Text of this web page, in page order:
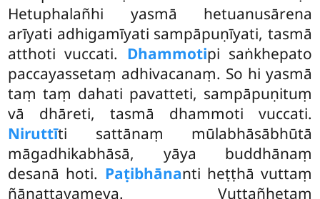
Hetuphalañhi yasmā hetuanusārena
arīyati adhigamīyati sampāpuṇīyati, tasmā
atthoti vuccati. Dhammotipi saṅkhepato
paccayassetaṃ adhivacanaṃ. So hi yasmā
taṃ taṃ dahati pavatteti, sampāpuṇituṃ
vā dhāreti, tasmā dhammoti vuccati.
Niruttīti sattānaṃ mūlabhāsābhūtā
māgadhikabhāsā, yāya buddhānaṃ
desanā hoti. Paṭibhānanti heṭṭhā vuttaṃ
ñāṇattayameva. Vuttañhetaṃ